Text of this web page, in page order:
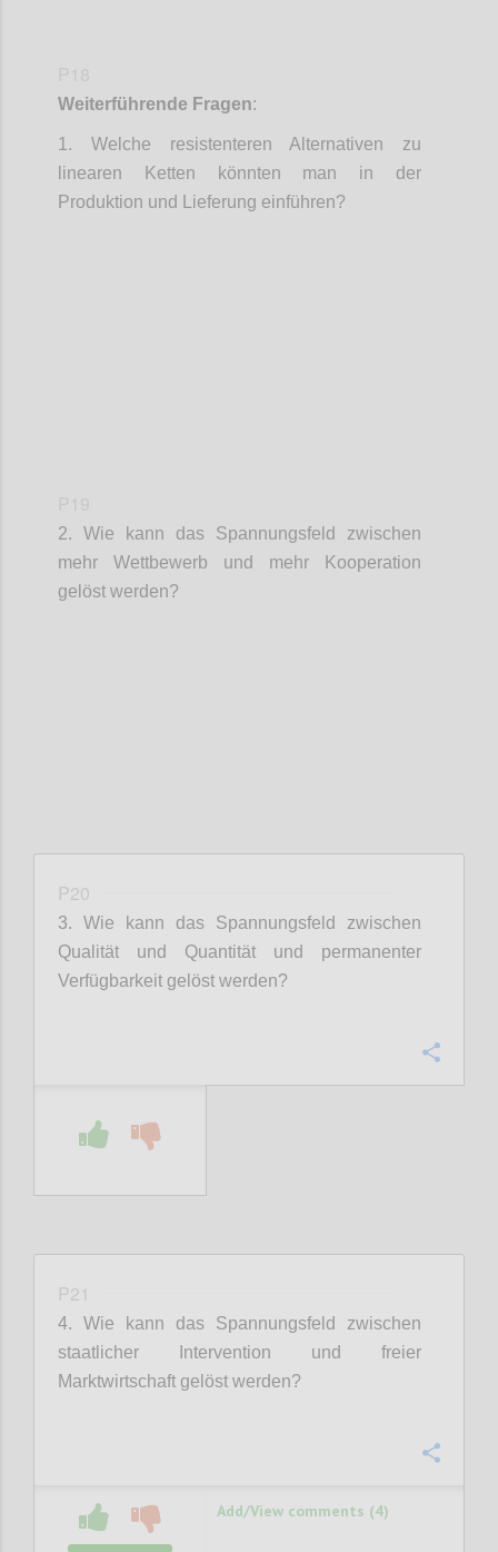
Weiterführende Fragen:
1. Welche resistenteren Alternativen zu
linearen Ketten könnten man in der
Produktion und Lieferung einführen?
2. Wie kann das Spannungsfeld zwischen
mehr Wettbewerb und mehr Kooperation
gelöst werden?
P20
3. Wie kann das Spannungsfeld zwischen
Qualität und Quantität und permanenter
Verfügbarkeit gelöst werden?
P21
4. Wie kann das Spannungsfeld zwischen
staatlicher Intervention und freier
Marktwirtschaft gelöst werden?
Add/View comments (4)